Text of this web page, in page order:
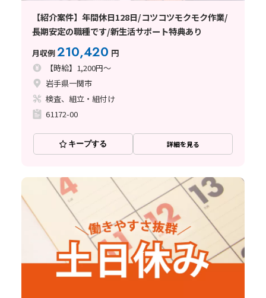
【紹介案件】年間休日128日/コツコツモクモク作業/
長期安定の職種です/新生活サポート特典あり
月収例210,420 円
【時給】1,200円～
岩手県一関市
検査、組立・組付け
61172-00
キープする 詳細を見る